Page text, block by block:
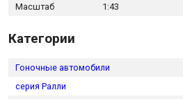
Масштаб 1:43
Категории
Гоночные автомобили
серия Ралли